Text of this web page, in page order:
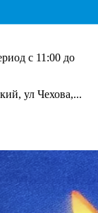
с 11:00 до
ул Чехова,...